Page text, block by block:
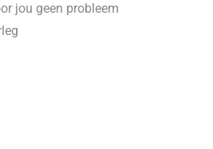
jou geen probleem